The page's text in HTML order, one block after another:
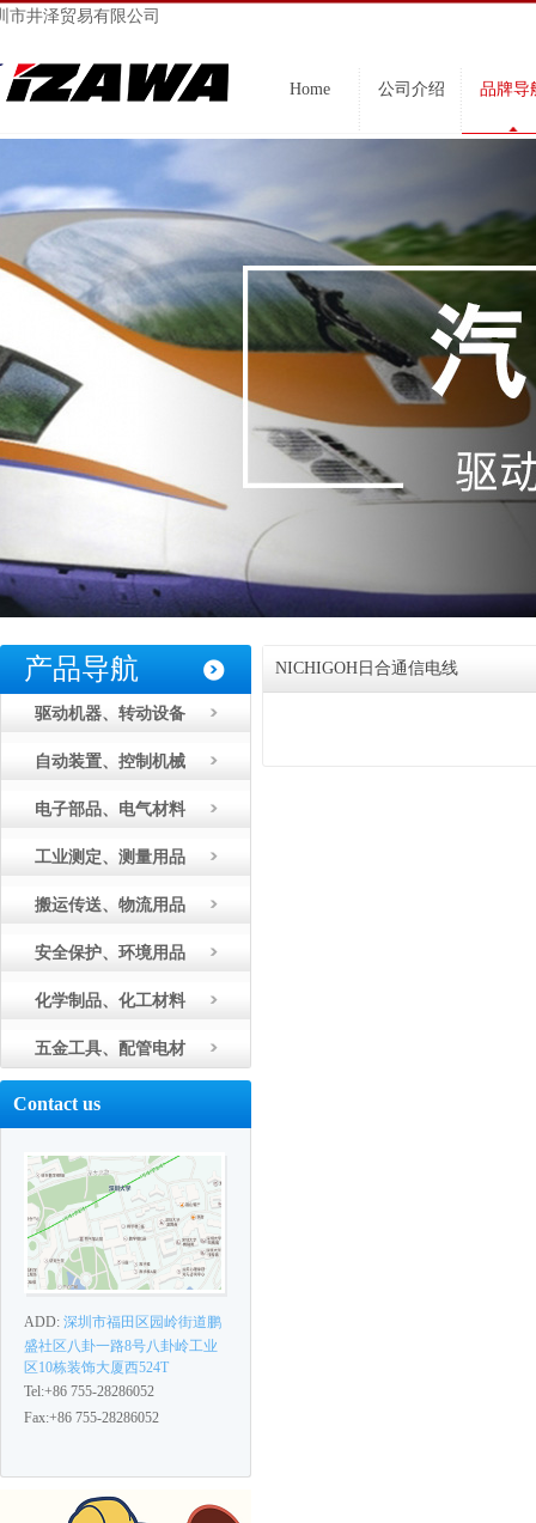
市井泽贸易有限公司
Home 公司介绍 品牌导
产品导航
驱动机器、转动设备
自动装置、控制机械
电子部品、电气材料
工业测定、测量用品
搬运传送、物流用品
安全保护、环境用品
化学制品、化工材料
五金工具、配管电材
Contact us
ADD: 深圳市福田区园岭街道鹏
盛社区八卦一路8号八卦岭工业
区10栋装饰大厦西524T
Tel:+86 755-28286052
Fax:+86 755-28286052
NICHIGOH日合通信电线